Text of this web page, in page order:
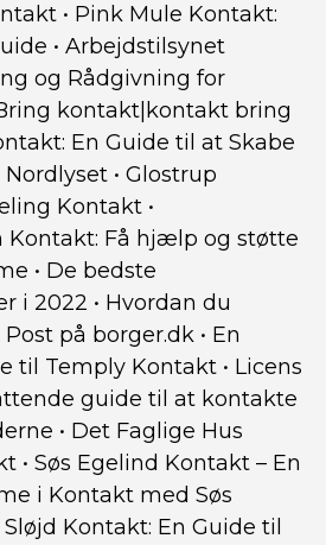
• Pink Mule Kontakt:
• Arbejdstilsynet
og Rådgivning for
kontakt|kontakt bring
En Guide til at Skabe
• Glostrup
Kontakt •
Kontakt: Få hjælp og støtte
• De bedste
i 2022 • Hvordan du
på borger.dk • En
til Temply Kontakt • Licens
guide til at kontakte
• Det Faglige Hus
• Søs Egelind Kontakt – En
i Kontakt med Søs
Kontakt: En Guide til